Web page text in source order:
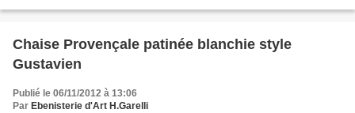
Chaise Provençale patinée blanchie style
Gustavien
Publié le 06/11/2012 à 13:06
Par Ebenisterie d'Art H.Garelli